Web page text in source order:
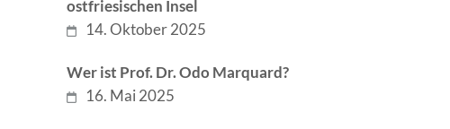
ostfriesischen Insel
14. Oktober 2025
Wer ist Prof. Dr. Odo Marquard?
16. Mai 2025